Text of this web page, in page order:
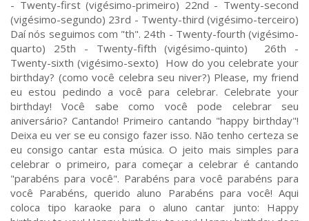
- Twenty-first (vigésimo-primeiro) 22nd - Twenty-second
(vigésimo-segundo) 23rd - Twenty-third (vigésimo-terceiro)
Daí nós seguimos com "th". 24th - Twenty-fourth (vigésimo-
quarto) 25th - Twenty-fifth (vigésimo-quinto) 26th -
Twenty-sixth (vigésimo-sexto) How do you celebrate your
birthday? (como você celebra seu niver?) Please, my friend
eu estou pedindo a você para celebrar. Celebrate your
birthday! Você sabe como você pode celebrar seu
aniversário? Cantando! Primeiro cantando "happy birthday"!
Deixa eu ver se eu consigo fazer isso. Não tenho certeza se
eu consigo cantar esta música. O jeito mais simples para
celebrar o primeiro, para começar a celebrar é cantando
"parabéns para você". Parabéns para você parabéns para
você Parabéns, querido aluno Parabéns para você! Aqui
coloca tipo karaoke para o aluno cantar junto: Happy